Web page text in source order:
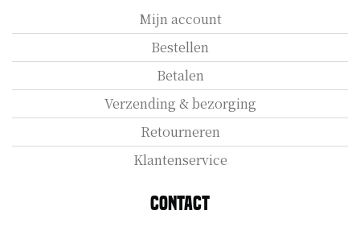
Mijn account
Bestellen
Betalen
Verzending & bezorging
Retourneren
Klantenservice
Contact